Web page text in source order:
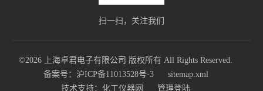
扫一扫，关注我们
©2026 上海卓君电子有限公司 版权所有 All Rights Reserved.
备案号：沪ICP备11013528号-3
sitemap.xml
技术支持： 化工仪器网 管理登陆